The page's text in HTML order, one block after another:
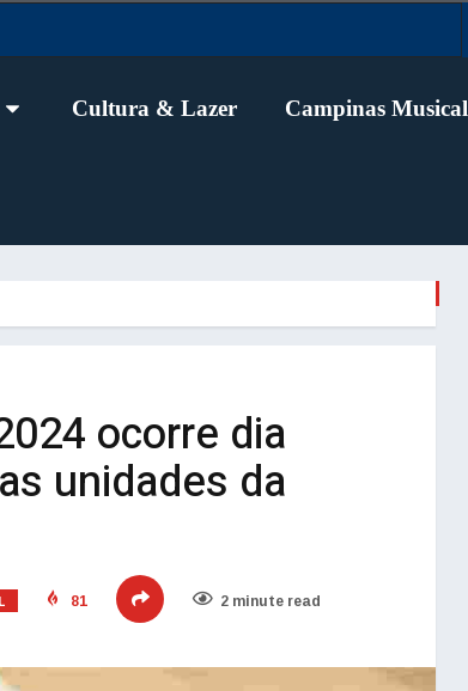
Cultura & Lazer Campinas Musical
ocorre dia
unidades da
81 2 minute read